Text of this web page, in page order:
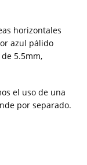
horizontales
azul pálido
5.5mm,
el uso de una
por separado.